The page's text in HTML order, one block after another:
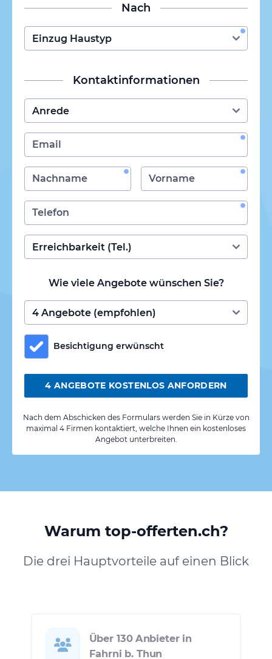
Nach
Kontaktinformationen
Wie viele Angebote wünschen Sie?
Besichtigung erwünscht
4 ANGEBOTE KOSTENLOS ANFORDERN
Nach dem Abschicken des Formulars werden Sie in Kürze von
maximal 4 Firmen kontaktiert, welche Ihnen ein kostenloses
Angebot unterbreiten.
Warum top-offerten.ch?
Die drei Hauptvorteile auf einen Blick
Über 130 Anbieter in
Fahrni b. Thun